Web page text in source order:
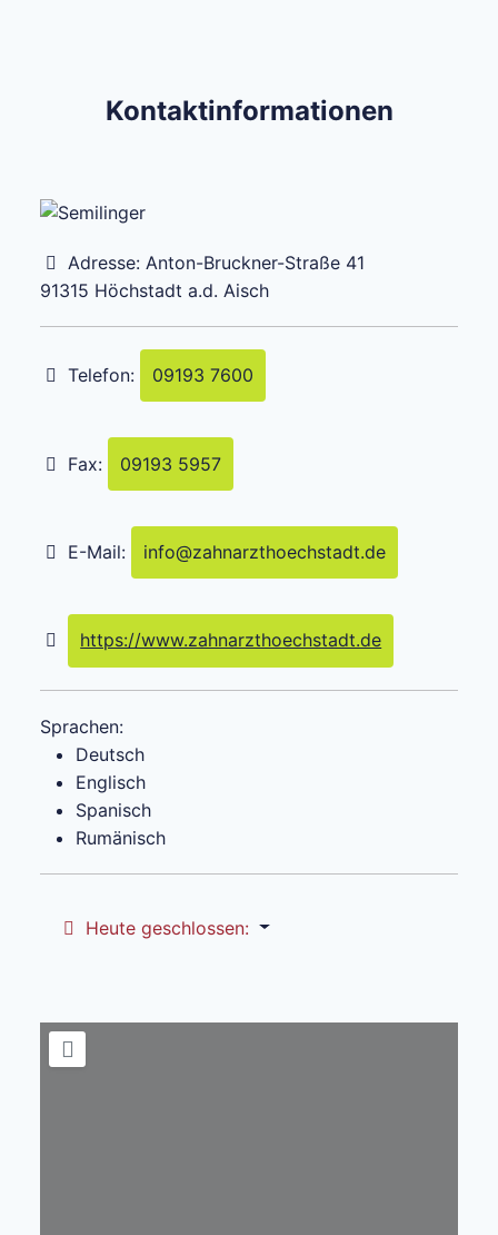
Kontaktinformationen
Adresse: Anton-Bruckner-Straße 41
91315 Höchstadt a.d. Aisch
Telefon: 09193 7600
Fax: 09193 5957
E-Mail: info@zahnarzthoechstadt.de
https://www.zahnarzthoechstadt.de
Sprachen:
Deutsch
Englisch
Spanisch
Rumänisch
Heute geschlossen: